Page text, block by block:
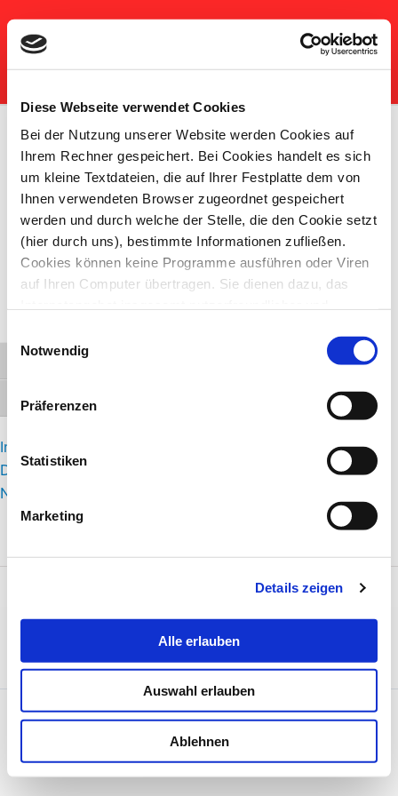
Diese Webseite verwendet Cookies
Bei der Nutzung unserer Website werden Cookies auf
Ihrem Rechner gespeichert. Bei Cookies handelt es sich
um kleine Textdateien, die auf Ihrer Festplatte dem von
Ihnen verwendeten Browser zugeordnet gespeichert
werden und durch welche der Stelle, die den Cookie setzt
(hier durch uns), bestimmte Informationen zufließen.
Cookies können keine Programme ausführen oder Viren
auf Ihren Computer übertragen. Sie dienen dazu, das
auf Ihrem Gerät speichern, wenn diese für den Betrieb
dieser Seite unbedingt notwendig sind. Für alle anderen
Notwendig
Präferenzen
Statistiken
Marketing
Details zeigen
Alle erlauben
Auswahl erlauben
Ablehnen
Schrift vergrößern
Inhalt
springen
Netzwerk Frühe Hilfen Frankfurt
am Main
Mitglieder-Dokumente
[cmdm-files-list view=categories categoryfilter=1
datefilter=0]
Impressum
Datenschutzerklärung
Nutzungsbedingungen
Copyright © 2026 Stadt Frankfurt am Main, Jugend- und
Sozialamt